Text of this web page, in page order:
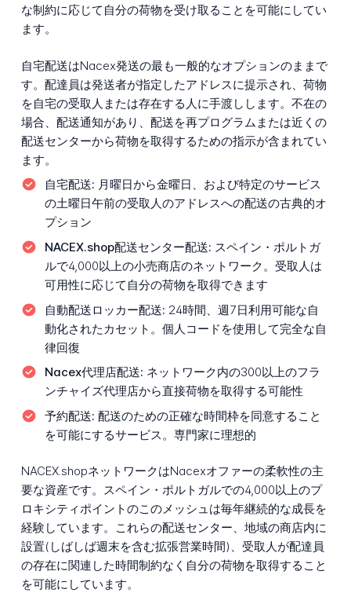
な制約に応じて自分の荷物を受け取ることを可能にしてい
ます。
自宅配送はNacex発送の最も一般的なオプションのままで
す。配達員は発送者が指定したアドレスに提示され、荷物
を自宅の受取人または存在する人に手渡しします。不在の
場合、配送通知があり、配送を再プログラムまたは近くの
配送センターから荷物を取得するための指示が含まれてい
ます。
自宅配送: 月曜日から金曜日、および特定のサービス
の土曜日午前の受取人のアドレスへの配送の古典的オ
プション
NACEX.shop配送センター配送: スペイン・ポルトガ
ルで4,000以上の小売商店のネットワーク。受取人は
可用性に応じて自分の荷物を取得できます
自動配送ロッカー配送: 24時間、週7日利用可能な自
動化されたカセット。個人コードを使用して完全な自
律回復
Nacex代理店配送: ネットワーク内の300以上のフラ
ンチャイズ代理店から直接荷物を取得する可能性
予約配送: 配送のための正確な時間枠を同意すること
を可能にするサービス。専門家に理想的
NACEX.shopネットワークはNacexオファーの柔軟性の主
要な資産です。スペイン・ポルトガルでの4,000以上のプ
ロキシティポイントのこのメッシュは毎年継続的な成長を
経験しています。これらの配送センター、地域の商店内に
設置(しばしば週末を含む拡張営業時間)、受取人が配達員
の存在に関連した時間制約なく自分の荷物を取得すること
を可能にしています。